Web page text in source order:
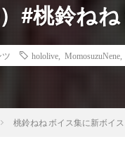
#桃鈴ね
ツ hololive MomosuzuNene
桃鈴ねね ボイス集に新ボイ